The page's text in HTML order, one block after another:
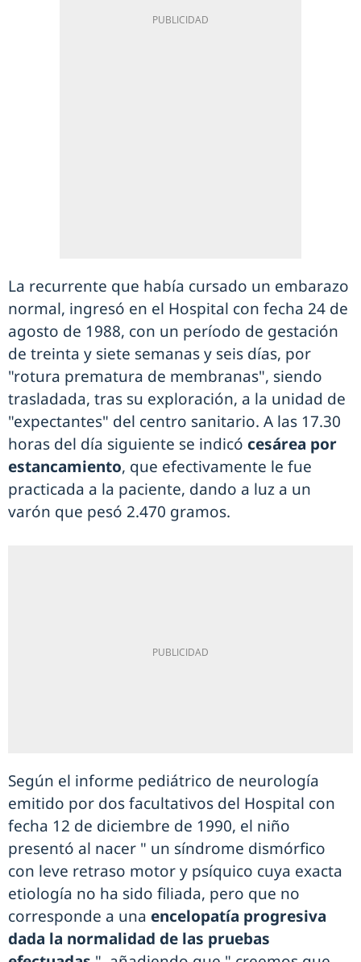
La recurrente que había cursado un embarazo
normal, ingresó en el Hospital con fecha 24 de
agosto de 1988, con un período de gestación
de treinta y siete semanas y seis días, por
"rotura prematura de membranas", siendo
trasladada, tras su exploración, a la unidad de
"expectantes" del centro sanitario. A las 17.30
horas del día siguiente se indicó cesárea por
estancamiento, que efectivamente le fue
practicada a la paciente, dando a luz a un
varón que pesó 2.470 gramos.
Según el informe pediátrico de neurología
emitido por dos facultativos del Hospital con
fecha 12 de diciembre de 1990, el niño
presentó al nacer " un síndrome dismórfico
con leve retraso motor y psíquico cuya exacta
etiología no ha sido filiada, pero que no
corresponde a una encelopatía progresiva
dada la normalidad de las pruebas